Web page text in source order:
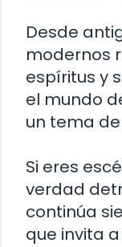
Desde
modernos
espíritus y
el mundo
un tema
Si eres
verdad
continúa
que invita